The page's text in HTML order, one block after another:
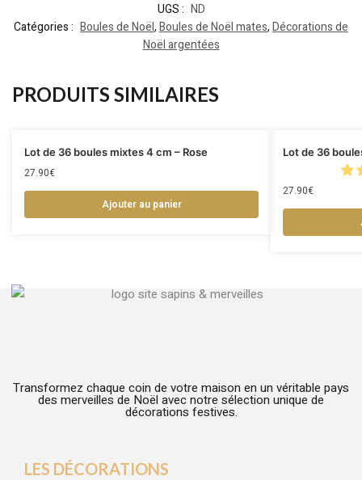
UGS : ND
Catégories : Boules de Noël,Boules de Noël mates,Décorations de
Noël argentées
PRODUITS SIMILAIRES
Lot de 36 boules mixtes 4 cm – Rose
27.90€
Ajouter au panier
Lot de 36
27.90€
Transformez chaque coin de votre maison en un véritable pays
des merveilles de Noël avec notre sélection unique de
décorations festives.
LES DÉCORATIONS